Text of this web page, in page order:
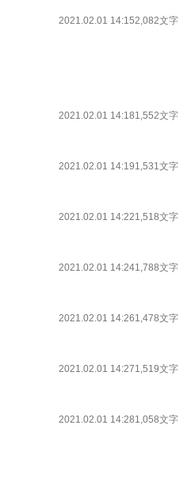
2021.02.01 14:152,082文字
2021.02.01 14:181,552文字
2021.02.01 14:191,531文字
2021.02.01 14:221,518文字
2021.02.01 14:241,788文字
2021.02.01 14:261,478文字
2021.02.01 14:271,519文字
2021.02.01 14:281,058文字